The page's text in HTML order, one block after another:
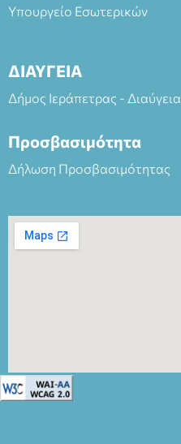
Υπουργείο Εσωτερικών
ΔΙΑΥΓΕΙΑ
Δήμος Ιεράπετρας - Διαύγεια
Προσβασιμότητα
Δήλωση Προσβασιμότητας